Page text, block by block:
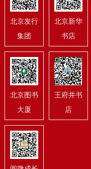
北京发行
集团
北京新华
书店
北京图书
大厦
王府井书
店